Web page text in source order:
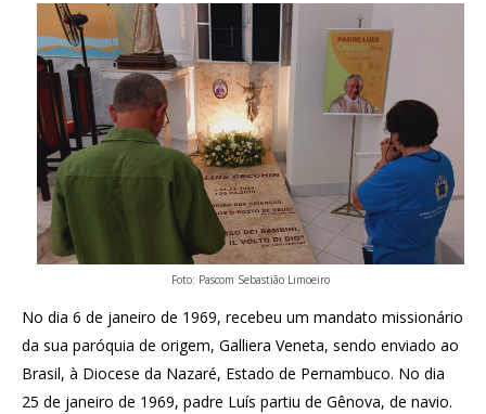
Foto: Pascom Sebastião Limoeiro
No dia 6 de janeiro de 1969, recebeu um mandato missionário
da sua paróquia de origem, Galliera Veneta, sendo enviado ao
Brasil, à Diocese da Nazaré, Estado de Pernambuco. No dia
25 de janeiro de 1969, padre Luís partiu de Gênova, de navio.